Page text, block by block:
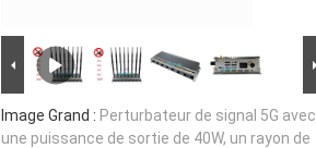
Image Grand : Perturbateur de signal 5G avec
une puissance de sortie de 40W, un rayon de